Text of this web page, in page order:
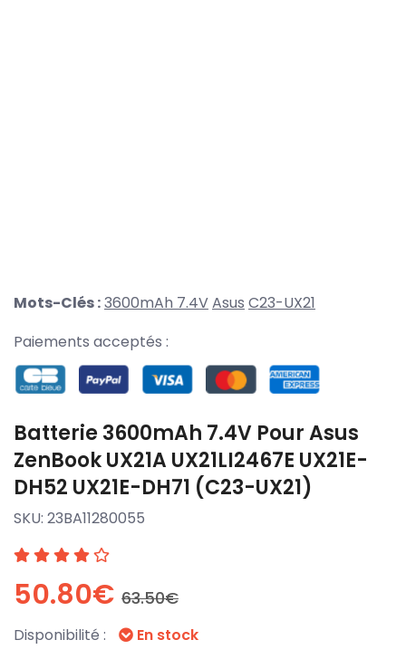
Mots-Clés :3600mAh 7.4VAsus C23-UX21
Paiements acceptés :
Batterie 3600mAh 7.4V Pour Asus
ZenBook UX21A UX21LI2467E UX21E-
DH52 UX21E-DH71 (C23-UX21)
SKU: 23BA11280055
50.80€ 63.50€
Disponibilité : En stock